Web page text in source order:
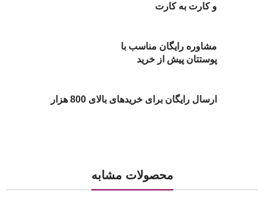
و کارت به کارت
مشاوره رایگان مناسب با
پوستتان پیش از خرید
ارسال رایگان برای خریدهای بالای 800 هزار
محصولات مشابه